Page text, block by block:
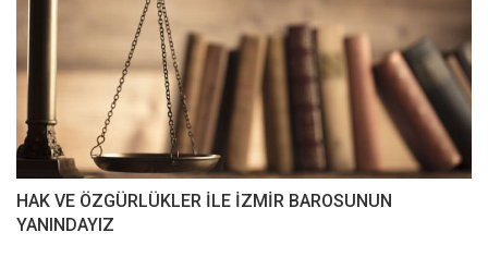
HAK VE ÖZGÜRLÜKLER İLE İZMİR BAROSUNUN
YANINDAYIZ